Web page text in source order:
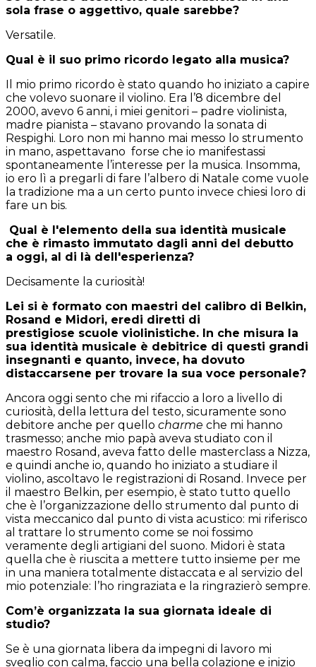
sola frase o aggettivo, quale sarebbe?
Versatile.
Qual è il suo primo ricordo legato alla musica?
Il mio primo ricordo è stato quando ho iniziato a capire
che volevo suonare il violino. Era l’8 dicembre del
2000, avevo 6 anni, i miei genitori – padre violinista,
madre pianista – stavano provando la sonata di
Respighi. Loro non mi hanno mai messo lo strumento
in mano, aspettavano forse che io manifestassi
spontaneamente l’interesse per la musica. Insomma,
io ero lì a pregarli di fare l’albero di Natale come vuole
la tradizione ma a un certo punto invece chiesi loro di
fare un bis.
Qual è l'elemento della sua identità musicale
che è rimasto immutato dagli anni del debutto
a oggi, al di là dell'esperienza?
Decisamente la curiosità!
Lei si è formato con maestri del calibro di Belkin,
Rosand e Midori, eredi diretti di
prestigiose scuole violinistiche. In che misura la
sua identità musicale è debitrice di questi grandi
insegnanti e quanto, invece, ha dovuto
distaccarsene per trovare la sua voce personale?
Ancora oggi sento che mi rifaccio a loro a livello di
curiosità, della lettura del testo, sicuramente sono
debitore anche per quello charme che mi hanno
trasmesso; anche mio papà aveva studiato con il
maestro Rosand, aveva fatto delle masterclass a Nizza,
e quindi anche io, quando ho iniziato a studiare il
violino, ascoltavo le registrazioni di Rosand. Invece per
il maestro Belkin, per esempio, è stato tutto quello
che è l’organizzazione dello strumento dal punto di
vista meccanico dal punto di vista acustico: mi riferisco
al trattare lo strumento come se noi fossimo
veramente degli artigiani del suono. Midori è stata
quella che è riuscita a mettere tutto insieme per me
in una maniera totalmente distaccata e al servizio del
mio potenziale: l’ho ringraziata e la ringrazierò sempre.
Com’è organizzata la sua giornata ideale di
studio?
Se è una giornata libera da impegni di lavoro mi
sveglio con calma, faccio una bella colazione e inizio